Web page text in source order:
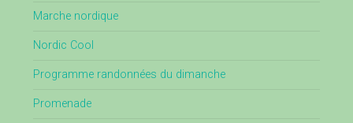
Marche nordique
Nordic Cool
Programme randonnées du dimanche
Promenade